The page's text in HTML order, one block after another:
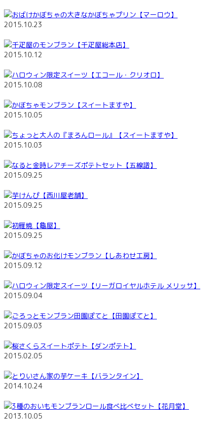
おばけかぼちゃの大きなかぼちゃプリン【マーロウ】
2015.10.23
千疋屋のモンブラン【千疋屋総本店】
2015.10.12
ハロウィン限定スイーツ【エコール・クリオロ】
2015.10.08
かぼちゃモンブラン【スイートますや】
2015.10.05
ちょっと大人の『まろんロール』【スイートますや】
2015.10.03
なると金時レアチーズポテトセット【五線譜】
2015.09.25
芋けんぴ【西川屋老舗】
2015.09.25
初雁焼【龜屋】
2015.09.25
かぼちゃのお化けモンブラン【しあわせ工房】
2015.09.12
ハロウィン限定スイーツ【リーガロイヤルホテル メリッサ】
2015.09.04
ごろっとモンブラン田園ぽてと【田園ぽてと】
2015.09.03
桜さくらスイートポテト【ダンポテト】
2015.02.05
とりいさん家の芋ケーキ【バランタイン】
2014.10.24
3種のおいもモンブランロール食べ比べセット【花月堂】
2013.10.05